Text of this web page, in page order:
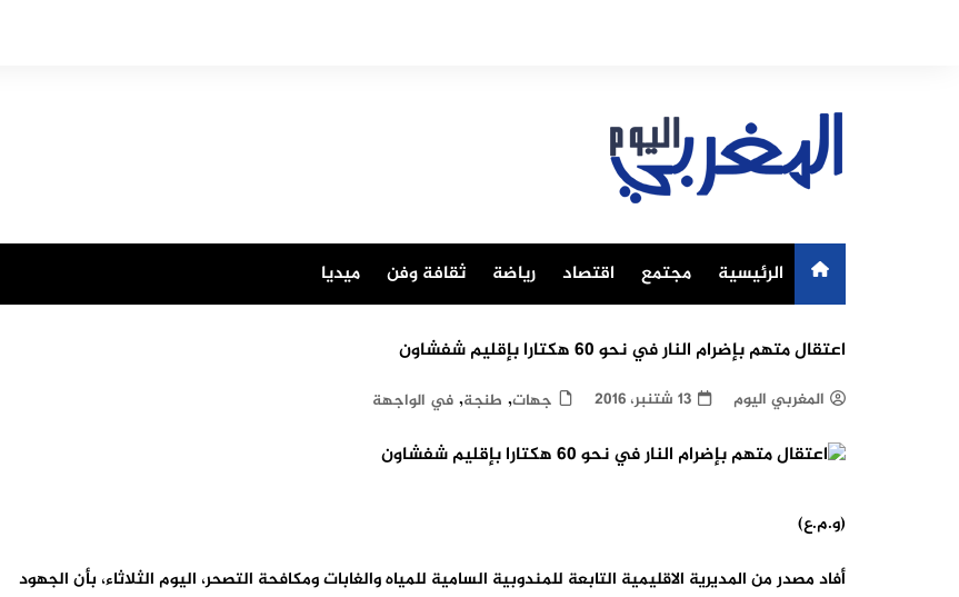
الرئيسية مجتمع اقتصاد رياضة ثقافة وفن ميديا
اعتقال متهم بإضرام النار في نحو 60 هكتارا بإقليم شفشاون
المغربي اليوم 13 شتنبر، 2016 جهات, طنجة, في الواجهة
(و.م.ع)
أفاد مصدر من المديرية الاقليمية التابعة للمندوبية السامية للمياه والغابات ومكافحة التصحر، اليوم الثلاثاء، بأن الجهود